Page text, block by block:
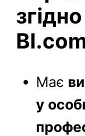
Має
у